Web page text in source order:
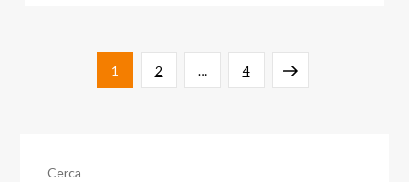
Paginazione
articoli
Pagina
1 Pagina
2 … Pagina
4 Pagina
Cerca